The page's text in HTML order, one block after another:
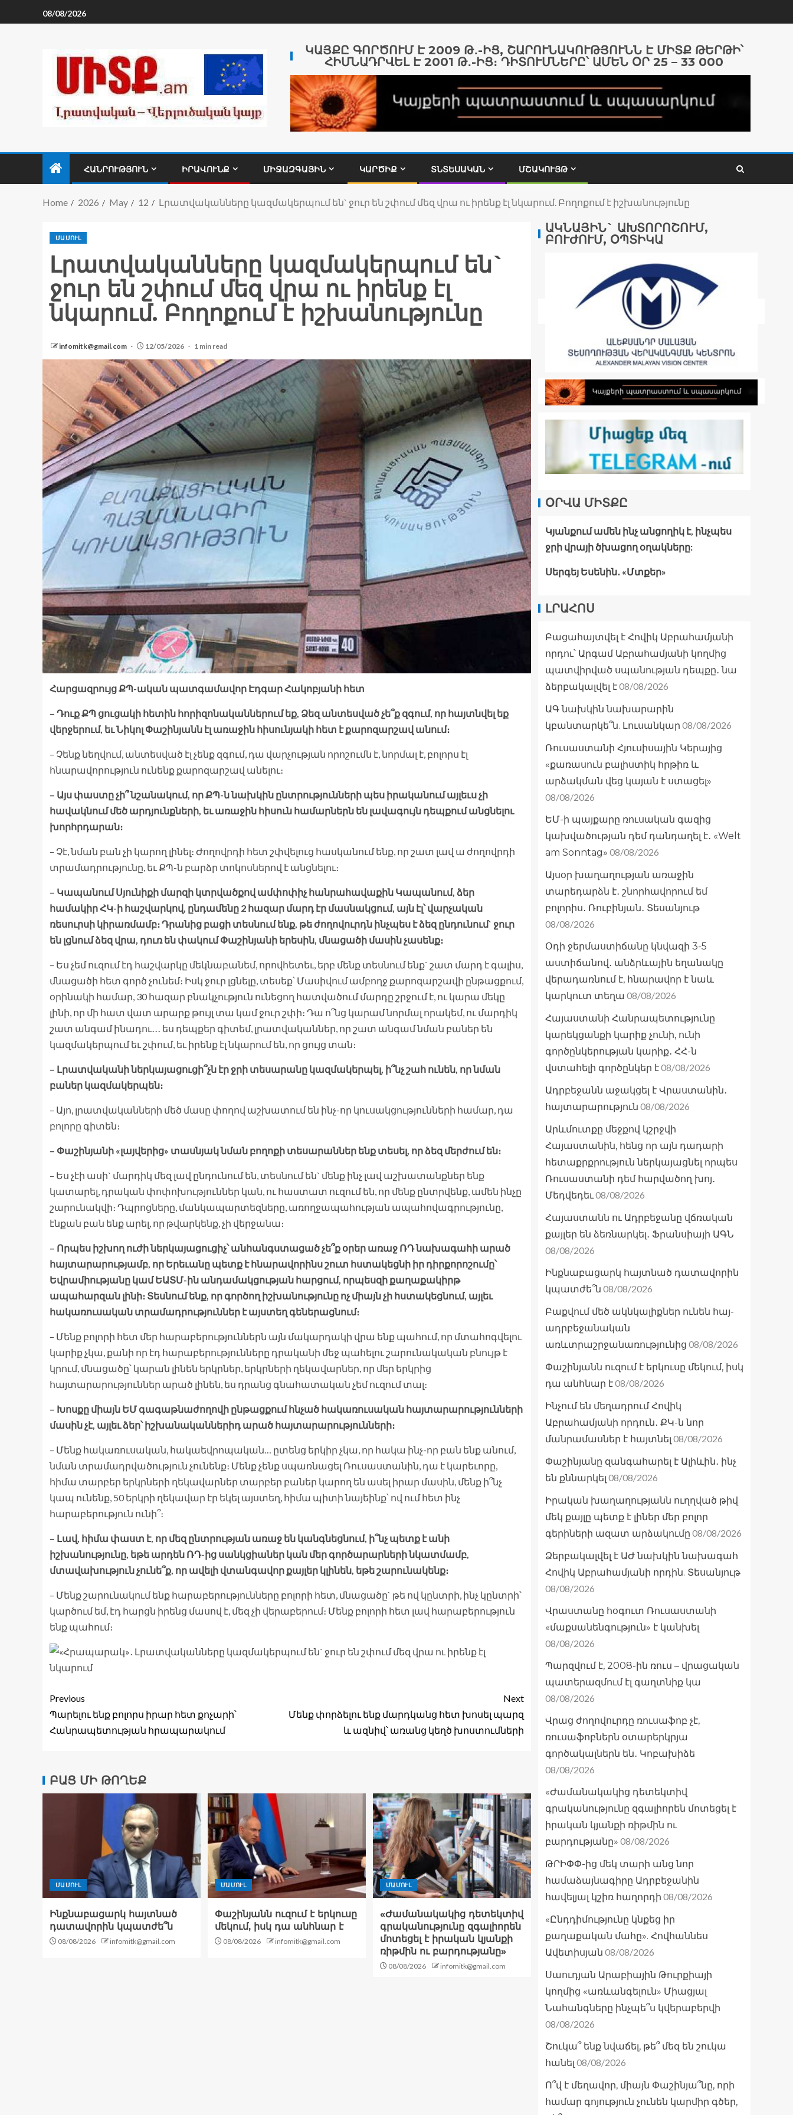
08/08/2026
ԿԱՅՔԸ ԳՈՐԾՈՒՄ Է 2009 Թ․-ԻՑ, ՇԱՐՈՒՆԱԿՈՒԹՅՈՒՆՆ Է ՄԻՏՔ ԹԵՐԹԻ՝
ՀԻՄՆԱԴՐՎԵԼ Է 2001 Թ․-ԻՑ։ ԴԻՏՈՒՄՆԵՐԸ՝ ԱՄԵՆ ՕՐ 25 – 33 000
ՀԱՆՐՈՒԹՅՈՒՆ ԻՐԱՎՈՒՆՔ ՄԻՋԱԶԳԱՅԻՆ ԿԱՐԾԻՔ ՏՆՏԵՍԱԿԱՆ ՄՇԱԿՈՒՅԹ
Home 2026 May 12 Լրատվականները կազմակերպում են` ջուր են շփում մեզ վրա ու իրենք էլ նկարում. Բողոքում է իշխանությունը
ՄԱՄՈՒԼ
Լրատվականները կազմակերպում են`
ջուր են շփում մեզ վրա ու իրենք էլ
նկարում. Բողոքում է իշխանությունը
infomitk@gmail.com 12/05/2026 1 min read
Հարցազրույց ՔՊ-ական պատգամավոր Էդգար Հակոբյանի հետ
– Դուք ՔՊ ցուցակի հետին հորիզոնականներում եք, Ձեզ անտեսված չե՞ք զգում, որ հայտնվել եք
վերջերում, եւ Նիկոլ Փաշինյանն էլ առաջին հիսունյակի հետ է քարոզարշավ անում։
– Չենք նեղվում, անտեսված էլ չենք զգում, դա վարչության որոշումն է, նորմալ է, բոլորս էլ
հնարավորություն ունենք քարոզարշավ անելու։
– Այս փաստը չի՞ նշանակում, որ ՔՊ-ն նախկին ընտրությունների պես իրականում այլեւս չի
հավակնում մեծ արդյունքների, եւ առաջին հիսուն համարներն են լավագույն դեպքում անցնելու
խորհրդարան։
– Չէ, նման բան չի կարող լինել։ Ժողովրդի հետ շփվելուց հասկանում ենք, որ շատ լավ ա ժողովրդի
տրամադրությունը, եւ ՔՊ-ն բարձր տոկոսներով է անցնելու։
– Կապանում Սյունիքի մարզի կտրվածքով ամփոփիչ հանրահավաքին Կապանում, ձեր
համակիր ՀԿ-ի հաշվարկով, ընդամենը 2 հազար մարդ էր մասնակցում, այն էլ՝ վարչական
ռեսուրսի կիրառմամբ։ Դրանից բացի տեսնում ենք, թե ժողովուրդն ինչպես է ձեզ ընդունում` ջուր
են լցնում ձեզ վրա, դուռ են փակում Փաշինյանի երեսին, մնացածի մասին չասենք։
– Ես չեմ ուզում էդ հաշվարկը մեկնաբանեմ, որովհետեւ, երբ մենք տեսնում ենք` շատ մարդ է գալիս,
մնացածի հետ գործ չունեմ։ Իսկ ջուր լցնելը, տեսեք՝ Մասիվում ամբողջ քարոզարշավի ընթացքում,
օրինակի համար, 30 հազար բնակչություն ունեցող հատվածում մարդը շրջում է, ու կարա մեկը
լինի, որ մի հատ վատ արարք թույլ տա կամ ջուր շփի։ Դա ո՞նց կարամ նորմալ որակեմ, ու մարդիկ
շատ անգամ ինադու․․․ ես դեպքեր գիտեմ, լրատվականներ, որ շատ անգամ նման բաներ են
կազմակերպում եւ շփում, եւ իրենք էլ նկարում են, որ ցույց տան։
– Լրատվականի ներկայացուցի՞չն էր ջրի տեսարանը կազմակերպել, ի՞նչ շահ ունեն, որ նման
բաներ կազմակերպեն։
– Այո, լրատվականների մեծ մասը փողով աշխատում են ինչ-որ կուսակցությունների համար, դա
բոլորը գիտեն։
– Փաշինյանի «լայվերից» տաս­նյակ նման բողոքի տեսարաններ ենք տեսել, որ ձեզ մերժում են։
– Ես չէի ասի` մարդիկ մեզ լավ ընդունում են, տեսնում են` մենք ինչ լավ աշխատանքներ ենք
կատարել, դրական փոփոխություններ կան, ու հաստատ ուզում են, որ մենք ընտրվենք, ամեն ինչը
շարունակվի։ Դպրոցները, մանկապարտեզները, առողջապահության ապահովագրությունը,
էնքան բան ենք արել, որ թվարկենք, չի վերջանա։
– Որպես իշխող ուժի ներկայացուցիչ՝ անհանգստացած չե՞ք օրեր առաջ ՌԴ նախագահի արած
հայտարարությամբ, որ Երեւանը պետք է հնարավորինս շուտ հստակեցնի իր դիրքորոշումը՝
Եվրամիությանը կամ ԵԱՏՄ-ին անդամակցության հարցում, որպեսզի քաղաքակիրթ
ապահարզան լինի։ Տեսնում ենք, որ գործող իշխանությունը ոչ միայն չի հստակեցնում, այլեւ
հակառուսական տրամադրություններ է այստեղ գեներացնում։
– Մենք բոլորի հետ մեր հարաբերություններն այն մակարդակի վրա ենք պահում, որ մտահոգվելու
կարիք չկա, քանի որ էդ հարաբերությունները դրականի մեջ պահելու շարունակական բնույթ է
կրում, մնացածը՝ կարան լինեն երկրներ, երկրների ղեկավարներ, որ մեր երկրից
հայտարարություններ արած լինեն, ես դրանց գնահատական չեմ ուզում տալ։
– Խոսքը միայն ԵՄ գագաթնաժողովի ընթացքում հնչած հակառուսական հայտարարությունների
մասին չէ, այլեւ ձեր՝ իշխանականներիդ արած հայտարարությունների։
– Մենք հակառուսական, հակաեվրոպական… ըտենց երկիր չկա, որ հակա ինչ-որ բան ենք անում,
նման տրամադրվածություն չունենք։ Մենք չենք սպառնացել Ռուսաստանին, դա է կարեւորը,
հիմա տարբեր երկրների ղեկավարներ տարբեր բաներ կարող են ասել իրար մասին, մենք ի՞նչ
կապ ունենք, 50 երկրի ղեկավար էր եկել այստեղ, հիմա պիտի նայեինք՝ ով ում հետ ինչ
հարաբերություն ունի՞։
– Լավ, հիմա փաստ է, որ մեզ ընտրության առաջ են կանգնեցնում, ի՞նչ պետք է անի
իշխանությունը, եթե արդեն ՌԴ-ից սանկցիաներ կան մեր գործարարների նկատմամբ,
մտավախություն չունե՞ք, որ ավելի վտանգավոր քայլեր կլինեն, եթե շարունակենք։
– Մենք շարունակում ենք հարաբերությունները բոլորի հետ, մնացածը` թե ով կընտրի, ինչ կընտրի՝
կարծում եմ, էդ հարցն իրենց մասով է, մեզ չի վերաբերում։ Մենք բոլորի հետ լավ հարաբերություն
ենք պահում։
Previous
Պարելու ենք բոլորս իրար հետ քոչարի՝
Հանրապետության հրապարակում
Next
Մենք փորձելու ենք մարդկանց հետ խոսել պարզ
և ազնիվ՝ առանց կեղծ խոստումների
ԲԱՑ ՄԻ ԹՈՂԵՔ
ՄԱՄՈՒԼ
Ինքնաբացարկ հայտնած
դատավորին կպատժե՞ն
08/08/2026 infomitk@gmail.com
ՄԱՄՈՒԼ
Փաշինյանն ուզում է երկուսը
մեկում, իսկ դա անհնար է
08/08/2026 infomitk@gmail.com
ՄԱՄՈՒԼ
«Ժամանակակից դետեկտիվ
գրականությունը զգալիորեն
մոտեցել է իրական կյանքի
ռիթմին ու բարդությանը»
08/08/2026 infomitk@gmail.com
ԱԿՆԱՅԻՆ` ԱԽՏՈՐՈՇՈՒՄ,
ԲՈՒԺՈՒՄ, ՕՊՏԻԿԱ
ՕՐՎԱ ՄԻՏՔԸ
Կյանքում ամեն ինչ անցողիկ է, ինչպես
ջրի վրայի ծխացող օղակները:
Սերգեյ Եսենին․ «Մտքեր»
ԼՐԱՀՈՍ
Բացահայտվել է Հովիկ Աբրահամյանի
որդու՝ Արգամ Աբրահամյանի կողմից
պատվիրված սպանության դեպքը․ նա
ձերբակալվել է08/08/2026
ԱԳ նախկին նախարարին
կբանտարկե՞ն. Լուսանկար 08/08/2026
Ռուսաստանի Հյուսիսային Կերայից
«քառասուն բալիստիկ հրթիռ և
արձակման վեց կայան է ստացել»
08/08/2026
ԵՄ-ի պայքարը ռուսական գազից
կախվածության դեմ դանդաղել է․ «Welt
am Sonntag» 08/08/2026
Այսօր խաղաղության առաջին
տարեդարձն է․ շնորհավորում եմ
բոլորիս․ Ռուբինյան․ Տեսանյութ
08/08/2026
Օդի ջերմաստիճանը կնվազի 3-5
աստիճանով․ անձրևային եղանակը
վերադառնում է, հնարավոր է նաև
կարկուտ տեղա 08/08/2026
Հայաստանի Հանրապետությունը
կարեկցանքի կարիք չունի, ունի
գործընկերության կարիք․ ՀՀ-ն
վստահելի գործընկեր է08/08/2026
Ադրբեջանն աջակցել է Վրաստանին․
հայտարարություն 08/08/2026
Արևմուտքը մեջքով կշրջվի
Հայաստանին, հենց որ այն դադարի
հետաքրքրություն ներկայացնել որպես
Ռուսաստանի դեմ հարվածող խոյ․
Մեդվեդեւ08/08/2026
Հայաստանն ու Ադրբեջանը վճռական
քայլեր են ձեռնարկել․ Ֆրանսիայի ԱԳՆ
08/08/2026
Ինքնաբացարկ հայտնած դատավորին
կպատժե՞ն 08/08/2026
Բաքվում մեծ ակնկալիքներ ունեն հայ-
ադրբեջանական
առևտրաշրջանառությունից 08/08/2026
Փաշինյանն ուզում է երկուսը մեկում, իսկ
դա անհնար է08/08/2026
Ինչում են մեղադրում Հովիկ
Աբրահամյանի որդուն․ ՔԿ-ն նոր
մանրամասներ է հայտնել 08/08/2026
Փաշինյանը զանգահարել է Ալիևին․ ինչ
են քննարկել 08/08/2026
Իրական խաղաղությանն ուղղված թիվ
մեկ քայլը պետք է լիներ մեր բոլոր
գերիների ազատ արձակումը 08/08/2026
Ձերբակալվել է ԱԺ նախկին նախագահ
Հովիկ Աբրահամյանի որդին. Տեսանյութ
08/08/2026
Վրաստանը հօգուտ Ռուսաստանի
«մաքսանենգություն» է կանխել
08/08/2026
Պարզվում է, 2008-ին ռուս – վրացական
պատերազմում էլ գաղտնիք կա
08/08/2026
Վրաց ժողովուրդը ռուսաֆոբ չէ,
ռուսաֆոբներն օտարերկրյա
գործակալներն են․ Կոբախիձե
08/08/2026
«Ժամանակակից դետեկտիվ
գրականությունը զգալիորեն մոտեցել է
իրական կյանքի ռիթմին ու
բարդությանը» 08/08/2026
ԹՐԻՓՓ-ից մեկ տարի անց նոր
համաձայնագիրը Ադրբեջանին
հավելյալ կշիռ հաղորդի 08/08/2026
«Ընդդիմությունը կնքեց իր
քաղաքական մահը». Հովհաննես
Ավետիսյան 08/08/2026
Սաուդյան Արաբիային Թուրքիայի
կողմից «առևանգելուն» Միացյալ
Նահանգները ինչպե՞ս կվերաբերվի
08/08/2026
Շուկա՞ ենք նվաճել, թե՞ մեզ են շուկա
հանել 08/08/2026
Ո՞վ է մեղավոր, միայն Փաշինյա՞նը, որի
համար գոյություն չունեն կարմիր գծեր,